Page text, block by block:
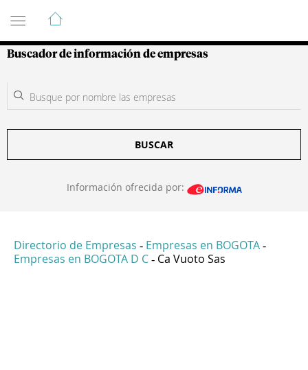
Guía de Empresas Colombianas
Buscador de información de empresas
BUSCAR
Información ofrecida por:
Directorio de Empresas - Empresas en BOGOTA -
Empresas en BOGOTA D C - Ca Vuoto Sas